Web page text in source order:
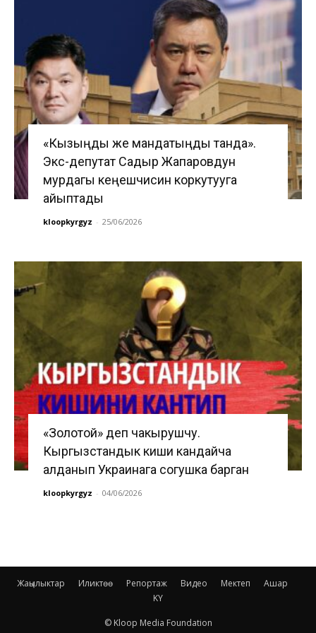
«Кызыңды же мандатыңды танда».
Экс-депутат Садыр Жапаровдун
мурдагы кеңешчисин коркутууга
айыптады
kloopkyrgyz - 25/06/2026
«Золотой» деп чакырушчу.
Кыргызстандык киши кандайча
алданып Украинага согушка барган
kloopkyrgyz - 04/06/2026
Жаңылыктар Иликтөө Репортаж Видео Мектеп
Ашар
KY
© Kloop Media Foundation